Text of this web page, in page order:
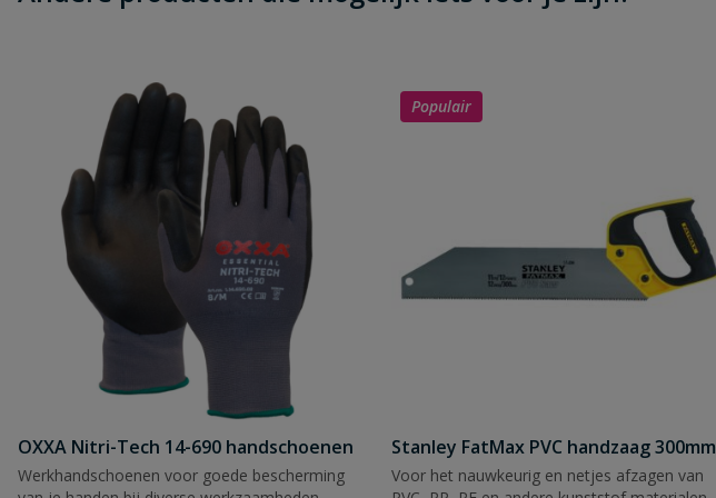
OXXA Nitri-Tech 14-690 handschoenen
Werkhandschoenen voor goede bescherming
Populair
Stanley FatMax PVC handzaag 300mm
Voor het nauwkeurig en netjes afzagen van